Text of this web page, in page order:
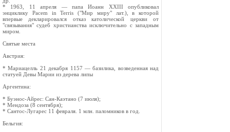
* 1963, 11 апреля — папа Иоанн XXIII опубликовал
энциклику Pacem in Terris ("Мир миру" лат.), в которой
впервые декларировался отказ католической церкви от
"связывания" судеб христианства исключительно с западным
миром.
Святые места
Австрия:
* Мариацелль 21 декабря 1157 — базилика, возведенная над
статуей Девы Марии из дерева липы
Аргентина:
* Буэнос-Айрес: Сан-Каэтано (7 июля);
* Мендоза (8 сентября);
* Сантос-Лугарес 11 февраля. 1 млн. паломников в год.
Бельгия: